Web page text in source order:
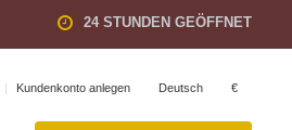
24 STUNDEN GEÖFFNET
| Kundenkonto anlegen Deutsch €